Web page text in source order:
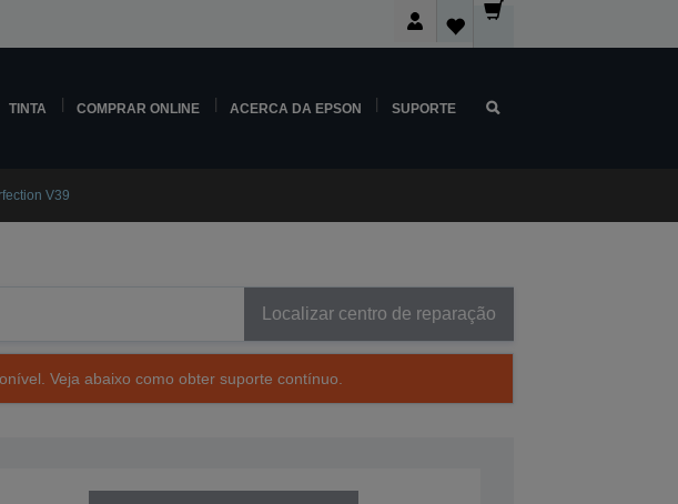
TINTA COMPRAR ONLINE ACERCA DA EPSON SUPORTE
V39
Localizar centro de reparação
Veja abaixo como obter suporte contínuo.